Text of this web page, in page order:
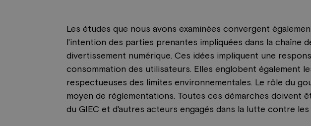
Les études que nous avons examinées convergent
l'intention des parties prenantes impliquées dans la chaîne
divertissement numérique. Ces idées impliquent une
consommation des utilisateurs. Elles englobent
respectueuses des limites environnementales. Le rôle du
moyen de réglementations. Toutes ces démarches doivent
du GIEC et d'autres acteurs engagés dans la lutte contre